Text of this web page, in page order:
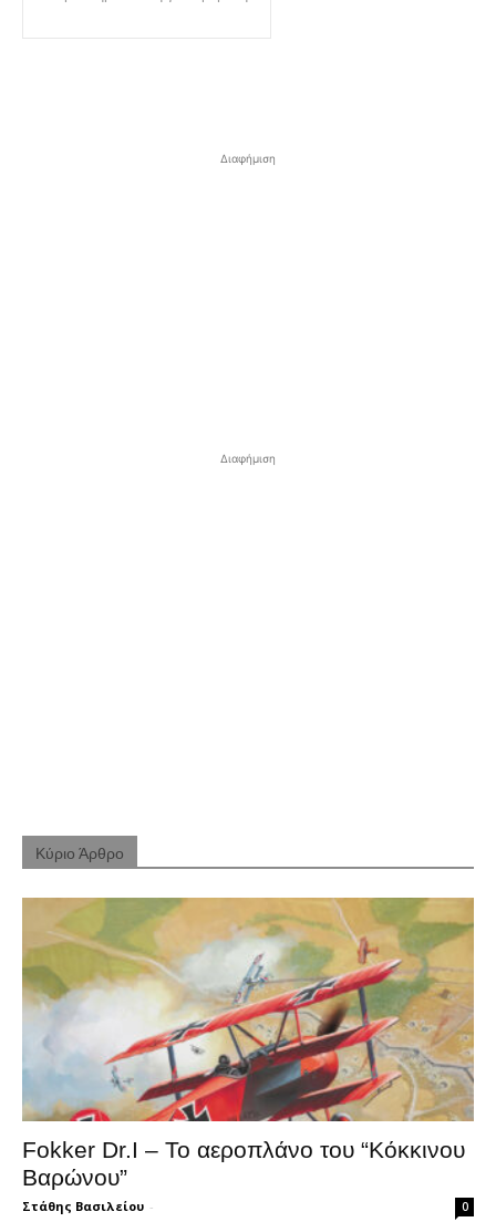
Διαφήμιση
Διαφήμιση
Κύριο Άρθρο
Fokker Dr.I – To αεροπλάνο του “Κόκκινου
Βαρώνου”
Στάθης Βασιλείου - 0